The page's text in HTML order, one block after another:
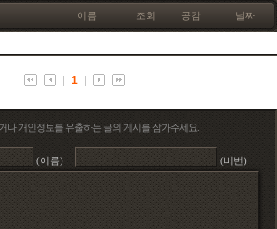
이름 조회 공감 날짜
1
나 개인정보를 유출하는 글의 게시를 삼가주세요.
(이름) (비번)